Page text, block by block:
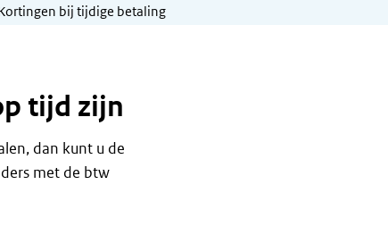
bij tijdige betaling
tijd zijn
dan kunt u de
met de btw